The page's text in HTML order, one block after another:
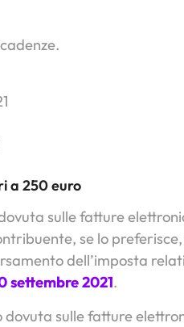
a 250 euro
sulle fatture
se lo
dell’imposta
settembre 2021.
dovuta sulle fatture